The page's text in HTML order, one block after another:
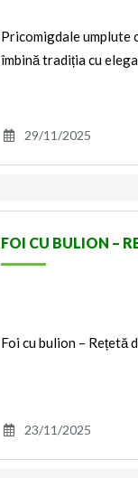
Pricomigdale umplute
îmbină tradiția cu
29/11/2025
FOI CU BULION –
Foi cu bulion – Rețetă
23/11/2025